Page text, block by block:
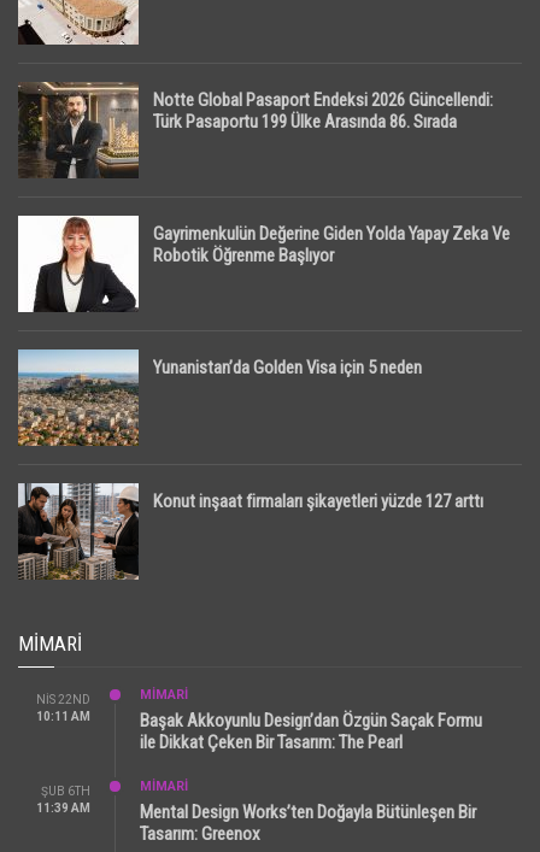
Notte Global Pasaport Endeksi 2026 Güncellendi:
Türk Pasaportu 199 Ülke Arasında 86. Sırada
Gayrimenkulün Değerine Giden Yolda Yapay Zeka Ve
Robotik Öğrenme Başlıyor
Yunanistan’da Golden Visa için 5 neden
Konut inşaat firmaları şikayetleri yüzde 127 arttı
MIMARI
NIS 22ND
10:11 AM
MİMARİ
Başak Akkoyunlu Design’dan Özgün Saçak Formu
ile Dikkat Çeken Bir Tasarım: The Pearl
ŞUB 6TH
11:39 AM
MİMARİ
Mental Design Works’ten Doğayla Bütünleşen Bir
Tasarım: Greenox